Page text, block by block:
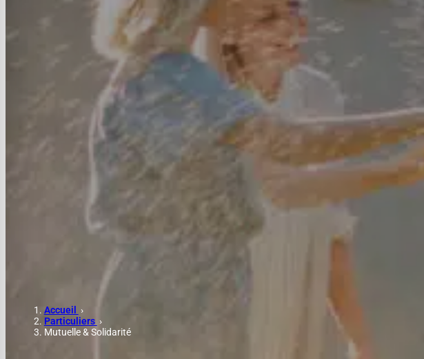
Accueil
›
Particuliers ›
Mutuelle & Solidarité